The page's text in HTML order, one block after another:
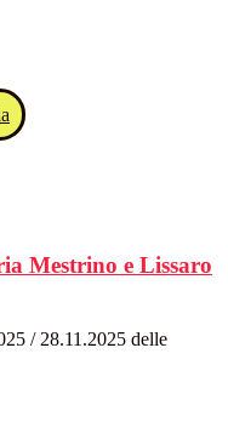
Mestrino e Lissaro
/ 28.11.2025 delle